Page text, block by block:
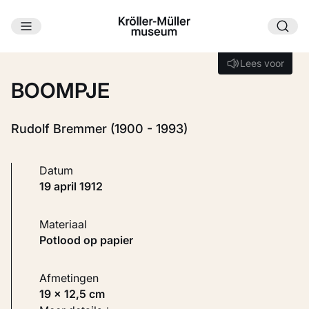
Ga naar hoofdinhoud
Lees voor
Lees voor
BOOMPJE
Rudolf Bremmer (1900 - 1993)
Datum
19 april 1912
Materiaal
Potlood op papier
Afmetingen
19 × 12,5 cm